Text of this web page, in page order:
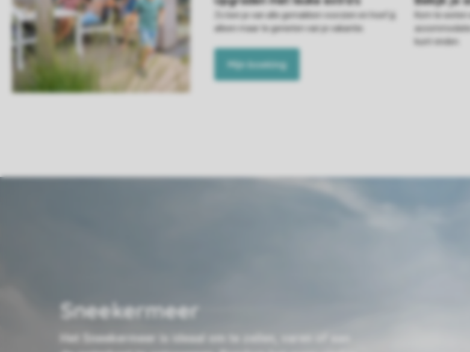
Zo ben je van alle gemakken voorzien en hoef jij
alleen maar te genieten van je vakantie.
Kom te
kunt vinden.
Mijn boeking
Sneekermeer
Het Sneekermeer is ideaal om te zeilen, varen of aan